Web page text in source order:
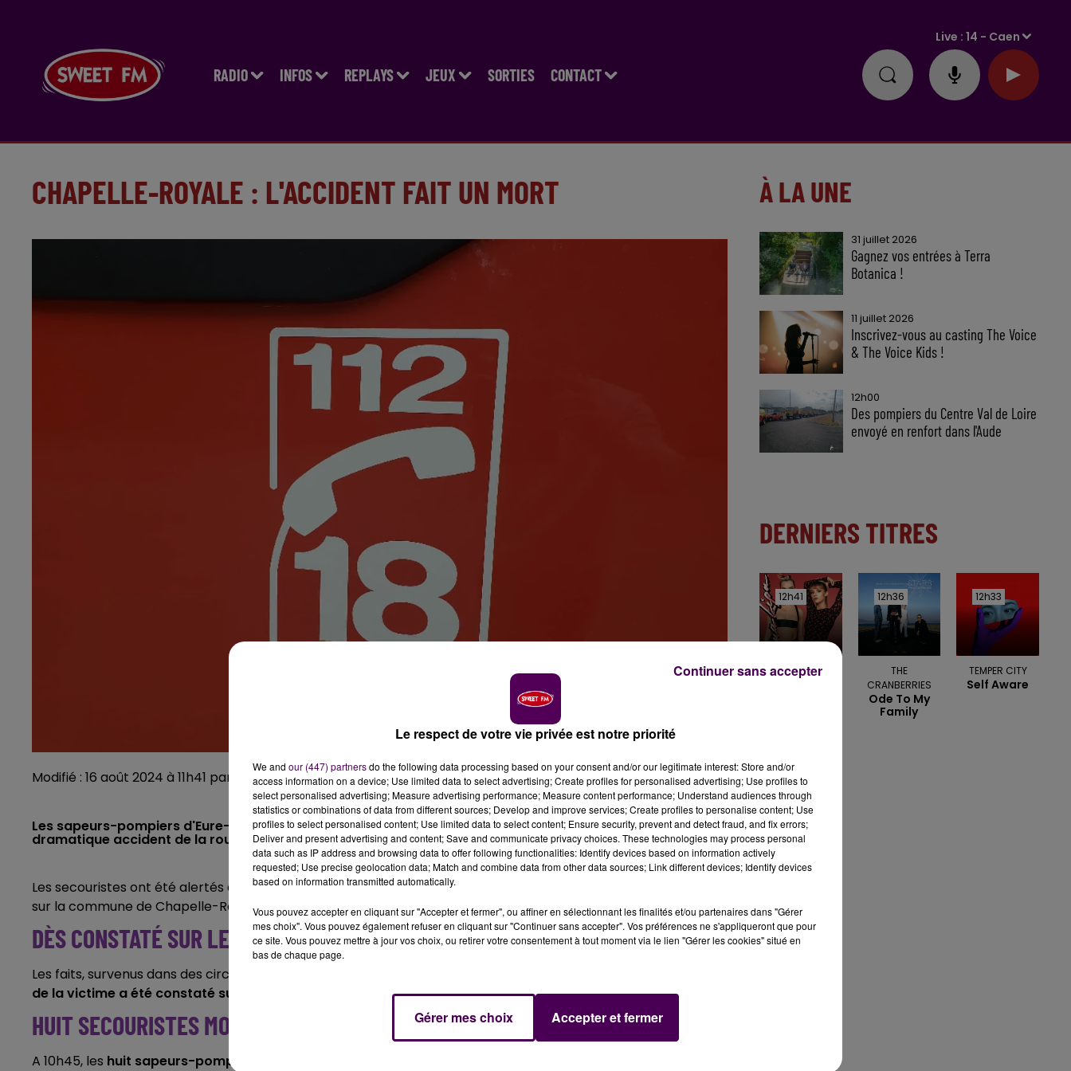
RADIO INFOS REPLAYS JEUX SORTIES CONTACT
Live :14 - Caen
CHAPELLE-ROYALE : L'ACCIDENT FAIT UN MORT
Modifié : 16 août 2024 à 11h41 par Emilien Borderie
Les sapeurs-pompiers d'Eure-et-Loir sont intervenus dans la matinée de ce vendredi 16 août suite à un
dramatique accident de la route à Chapelle-Royale.
Les secouristes ont été alertés à 9h17 précisément, ce vendredi 16 août :
sur la commune de Chapelle-Royale.
DÈS CONSTATÉ SUR LES LIEUX
Les faits, survenus dans des circonstances qui restent à déterminer, ont causé la mort d'un occupant.
de la victime a été constaté sur place
HUIT SECOURISTES MOBILISÉS
A 10h45, les huit sapeurs-pompiers mobilisés
À LA UNE
31 juillet 2026
Gagnez vos entrées à Terra
Botanica !
11 juillet 2026
Inscrivez-vous au casting The Voice
& The Voice Kids !
12h00
Des pompiers du Centre Val de Loire
envoyé en renfort dans l'Aude
DERNIERS TITRES
12h41
12h41
DUA LIPA &
12h36
12h36
THE
CRANBERRIES
Ode To My
Family
12h33
12h33
TEMPER CITY
Self Aware
Le respect de votre vie privée est notre priorité
We and our (447) partnersdo the following data processing based on your consent and/or our legitimate interest: Store and/or
access information on a device; Use limited data to select advertising; Create profiles for personalised advertising; Use profiles to
select personalised advertising; Measure advertising performance; Measure content performance; Understand audiences through
statistics or combinations of data from different sources; Develop and improve services; Create profiles to personalise content; Use
profiles to select personalised content; Use limited data to select content; Ensure security, prevent and detect fraud, and fix errors;
Deliver and present advertising and content; Save and communicate privacy choices. These technologies may process personal
data such as IP address and browsing data to offer following functionalities: Identify devices based on information actively
requested; Use precise geolocation data; Match and combine data from other data sources; Link different devices; Identify devices
based on information transmitted automatically.
Vous pouvez accepter en cliquant sur "Accepter et fermer", ou affiner en sélectionnant les finalités et/ou partenaires dans "Gérer
mes choix". Vous pouvez également refuser en cliquant sur "Continuer sans accepter". Vos préférences ne s'appliqueront que pour
ce site. Vous pouvez mettre à jour vos choix, ou retirer votre consentement à tout moment via le lien "Gérer les cookies" situé en
bas de chaque page.
Gérer mes choix Accepter et fermer
Continuer sans accepter